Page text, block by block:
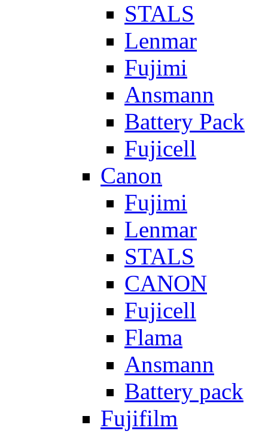
STALS
Lenmar
Fujimi
Ansmann
Battery Pack
Fujicell
Canon
Fujimi
Lenmar
STALS
CANON
Fujicell
Flama
Ansmann
Battery pack
Fujifilm